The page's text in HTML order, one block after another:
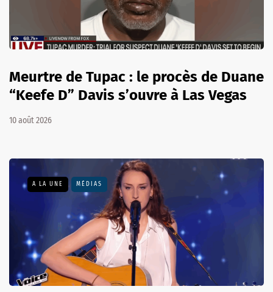
Meurtre de Tupac : le procès de Duane
“Keefe D” Davis s’ouvre à Las Vegas
10 août 2026
A LA UNE MÉDIAS